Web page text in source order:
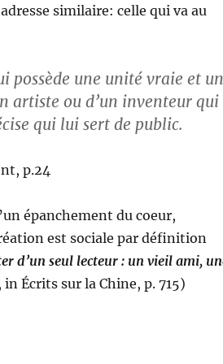
similaire: celle qui va au
possède une unité vraie et
artiste ou d’un inventeur qui
qui lui sert de public.
p.24
épanchement du coeur,
est sociale par définition
d’un seul lecteur : un vieil ami,
Écrits sur la Chine, p. 715)